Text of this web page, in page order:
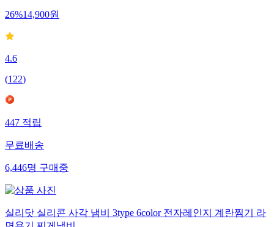
26%14,900원
4.6
(122)
447적립
무료배송
6,446명구매중
실리닷 실리콘 사각 냄비 3type 6color 전자레인지 계란찜기 라